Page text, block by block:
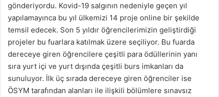
gönderiyordu. Kovid-19 salgının nedeniyle geçen yıl
yapılamayınca bu yıl ülkemizi 14 proje online bir şekilde
temsil edecek. Son 5 yıldır öğrencilerimizin geliştirdiği
projeler bu fuarlara katılmak üzere seçiliyor. Bu fuarda
dereceye giren öğrencilere çeşitli para ödüllerinin yanı
sıra yurt içi ve yurt dışında çeşitli burs imkanları da
sunuluyor. İlk üç sırada dereceye giren öğrenciler ise
ÖSYM tarafından alanları ile ilişkili bölümlere sınavsız